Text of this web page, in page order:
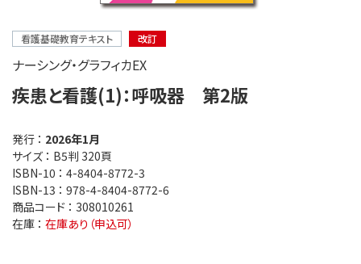
看護基礎教育テキスト 改訂
ナーシング・グラフィカEX
疾患と看護(1)：呼吸器 第2版
発行 ： 2026年1月
サイズ ： B5判 320頁
ISBN-10 ： 4-8404-8772-3
ISBN-13 ： 978-4-8404-8772-6
商品コード ： 308010261
在庫 ： 在庫あり（申込可）